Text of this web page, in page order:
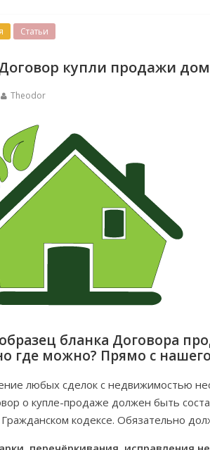
Статьи
купли продажи
Theodor
бланка Договора
где можно? Прямо с
любых сделок с недвижимостью
о купле-продаже должен быть
кодексе. Обязательно